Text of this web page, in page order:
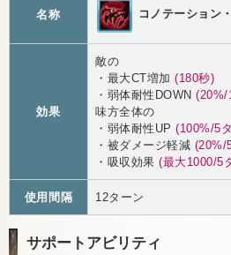
名称 コノテーション
効果
敵の
・最大CT増加 (180秒)
・弱体耐性DOWN (20%/
味方全体の
・弱体耐性UP (100%/5
・被ダメージ軽減 (20%/
・吸収効果 (最大1000/5
使用間隔 12ターン
サポートアビリティ